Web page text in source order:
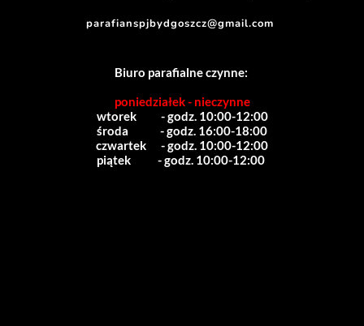
parafianspjbydgoszcz@gmail.com
Biuro parafialne czynne:
poniedziałek - nieczynne
wtorek          - godz. 10:00-12:00
środa             - godz. 16:00-18:00
czwartek      - godz. 10:00-12:00
piątek           - godz. 10:00-12:00